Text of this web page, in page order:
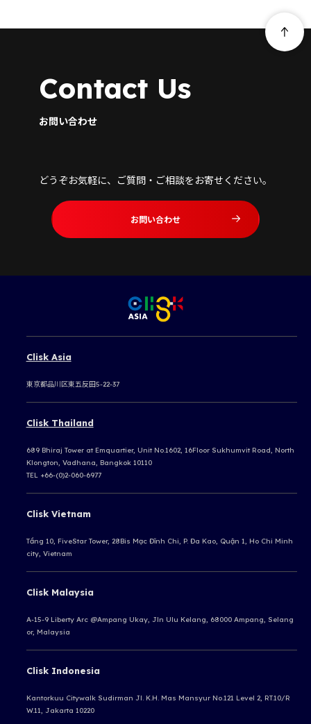
Contact Us
お問い合わせ
どうぞお気軽に、ご質問・ご相談をお寄せください。
お問い合わせ
Clisk Asia
東京都品川区東五反田5-22-37
Clisk Thailand
689 Bhiraj Tower at Emquartier, Unit No.1602, 16Floor Sukhumvit Road, North
Klongton, Vadhana, Bangkok 10110
TEL +66-(0)2-060-6977
Clisk Vietnam
Tầng 10, FiveStar Tower, 28Bis Mạc Đĩnh Chi, P. Đa Kao, Quận 1, Ho Chi Minh
city, Vietnam
Clisk Malaysia
A-15-9 Liberty Arc @Ampang Ukay, Jln Ulu Kelang, 68000 Ampang, Selang
or, Malaysia
Clisk Indonesia
Kantorkuu Citywalk Sudirman Jl. K.H. Mas Mansyur No.121 Level 2, RT.10/R
W.11, Jakarta 10220